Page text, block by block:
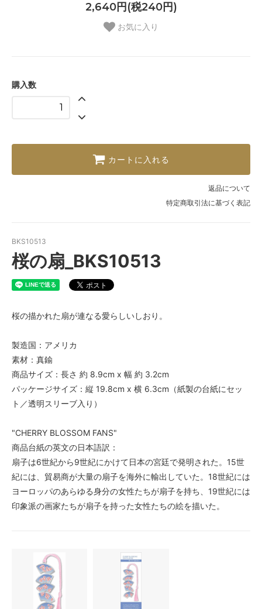
2,640円(税240円)
お気に入り
購入数
カートに入れる
返品について
特定商取引法に基づく表記
BKS10513
桜の扇_BKS10513
桜の描かれた扇が連なる愛らしいしおり。
製造国：アメリカ
素材：真鍮
商品サイズ：長さ 約 8.9cm x 幅 約 3.2cm
パッケージサイズ：縦 19.8cm x 横 6.3cm（紙製の台紙にセッ
ト／透明スリーブ入り）
"CHERRY BLOSSOM FANS"
商品台紙の英文の日本語訳：
扇子は6世紀から9世紀にかけて日本の宮廷で発明された。15世
紀には、貿易商が大量の扇子を海外に輸出していた。18世紀には
ヨーロッパのあらゆる身分の女性たちが扇子を持ち、19世紀には
印象派の画家たちが扇子を持った女性たちの絵を描いた。